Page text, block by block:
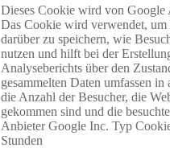
Dieses Cookie wird von Google
Das Cookie wird verwendet, um
darüber zu speichern, wie
nutzen und hilft bei der
Analyseberichts über den
gesammelten Daten umfassen
die Anzahl der Besucher, die
gekommen sind und die
Anbieter Google Inc. Typ
Stunden